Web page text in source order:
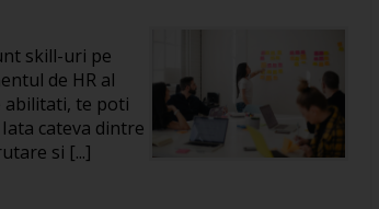
skill-uri pe
de HR al
abilitati, te poti
cateva dintre
si [...]